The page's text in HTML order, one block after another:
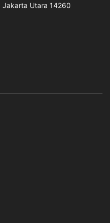
Jakarta Utara 14260